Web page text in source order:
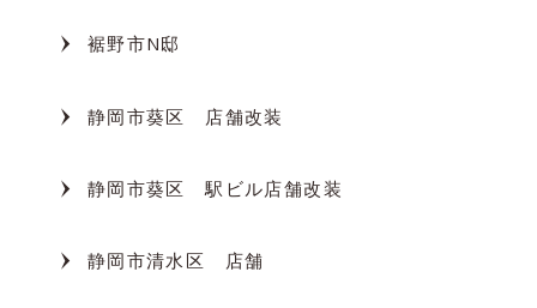
裾野市N邸
静岡市葵区 店舗改装
静岡市葵区 駅ビル店舗改装
静岡市清水区 店舗